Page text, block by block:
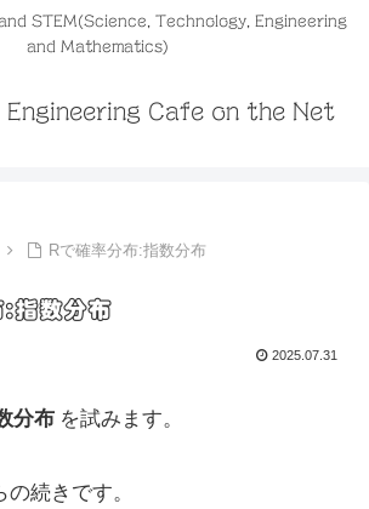
STEM(Science, Technology, Engineering
and Mathematics)
Engineering Cafe on the Net
Rで確率分布:指数分布
指数分布
2025.07.31
分布 を試みます。
続きです。